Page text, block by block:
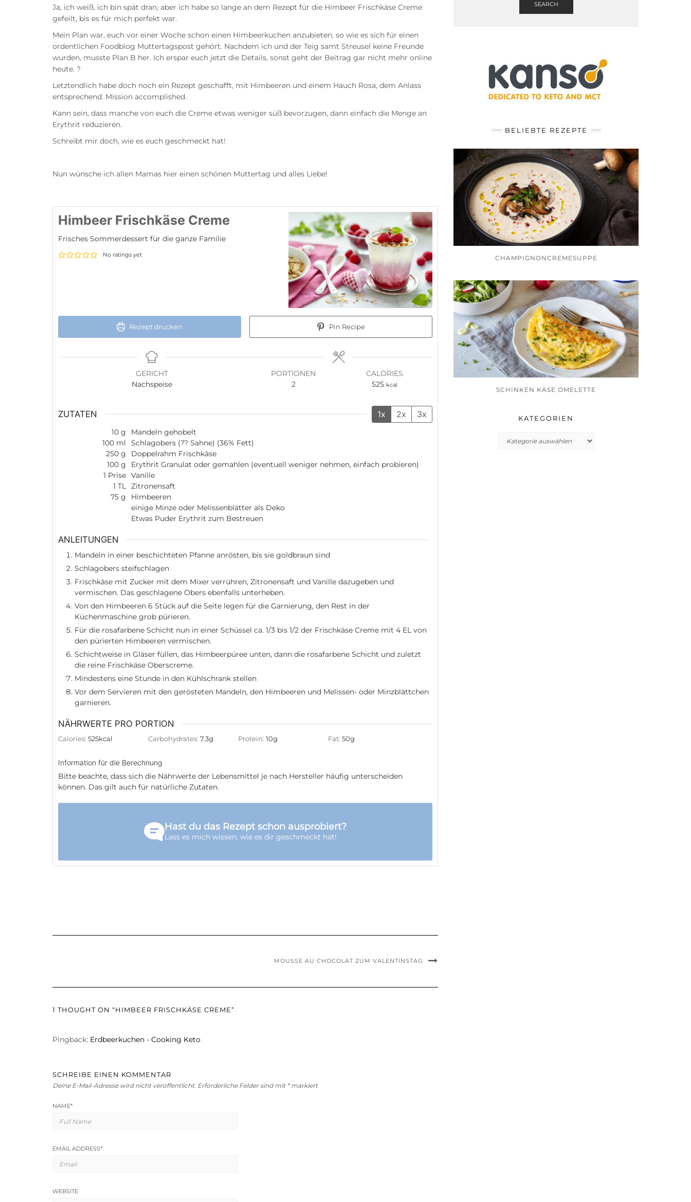
Ja, ich weiß, ich bin spät dran, aber ich habe so lange an dem Rezept für die Himbeer Frischkäse Creme
gefeilt, bis es für mich perfekt war.
Mein Plan war, euch vor einer Woche schon einen Himbeerkuchen anzubieten, so wie es sich für einen
ordentlichen Foodblog Muttertagspost gehört. Nachdem ich und der Teig samt Streusel keine Freunde
wurden, musste Plan B her. Ich erspar euch jetzt die Details, sonst geht der Beitrag gar nicht mehr online
heute. ?
Letztendlich habe doch noch ein Rezept geschafft, mit Himbeeren und einem Hauch Rosa, dem Anlass
entsprechend. Mission accomplished.
Kann sein, dass manche von euch die Creme etwas weniger süß bevorzugen, dann einfach die Menge an
Erythrit reduzieren.
Schreibt mir doch, wie es euch geschmeckt hat!
Nun wünsche ich allen Mamas hier einen schönen Muttertag und alles Liebe!
Himbeer Frischkäse Creme
Frisches Sommerdessert für die ganze Familie
No ratings yet
Rezept drucken Pin Recipe
GERICHT
Nachspeise
PORTIONEN
2
CALORIES
525 kcal
ZUTATEN 1x 2x 3x
10 g
Mandeln gehobelt
100 ml
Schlagobers (?? Sahne) (36% Fett)
250 g
Doppelrahm Frischkäse
100 g
Erythrit Granulat oder gemahlen (eventuell weniger nehmen, einfach probieren)
1 Prise Vanille
1 TL Zitronensaft
75 g
Himbeeren
einige Minze oder Melissenblätter als Deko
Etwas Puder Erythrit zum Bestreuen
ANLEITUNGEN
Mandeln in einer beschichteten Pfanne anrösten, bis sie goldbraun sind
Schlagobers steifschlagen
Frischkäse mit Zucker mit dem Mixer verrühren, Zitronensaft und Vanille dazugeben und
vermischen. Das geschlagene Obers ebenfalls unterheben.
Von den Himbeeren 6 Stück auf die Seite legen für die Garnierung, den Rest in der
Küchenmaschine grob pürieren.
Für die rosafarbene Schicht nun in einer Schüssel ca. 1/3 bis 1/2 der Frischkäse Creme mit 4 EL von
den pürierten Himbeeren vermischen.
Schichtweise in Gläser füllen, das Himbeerpüree unten, dann die rosafarbene Schicht und zuletzt
die reine Frischkäse Oberscreme.
Mindestens eine Stunde in den Kühlschrank stellen
Vor dem Servieren mit den gerösteten Mandeln, den Himbeeren und Melissen- oder Minzblättchen
garnieren.
NÄHRWERTE PRO PORTION
Calories: 525kcal Carbohydrates: 7.3g Protein: 10g Fat: 50g
Information für die Berechnung
Bitte beachte, dass sich die Nährwerte der Lebensmittel je nach Hersteller häufig unterscheiden
können. Das gilt auch für natürliche Zutaten.
Hast du das Rezept schon ausprobiert?
Lass es mich wissen, wie es dir geschmeckt hat!
MOUSSE AU CHOCOLAT ZUM VALENTINSTAG
1 THOUGHT ON “HIMBEER FRISCHKÄSE CREME”
Pingback: Erdbeerkuchen - Cooking Keto
SCHREIBE EINEN KOMMENTAR
Deine E-Mail-Adresse wird nicht veröffentlicht. Erforderliche Felder sind mit *markiert
NAME*
EMAIL ADDRESS*
WEBSITE
SEARCH
BELIEBTE REZEPTE
CHAMPIGNONCREMESUPPE
SCHINKEN KÄSE OMELETTE
KATEGORIEN
Kategorien